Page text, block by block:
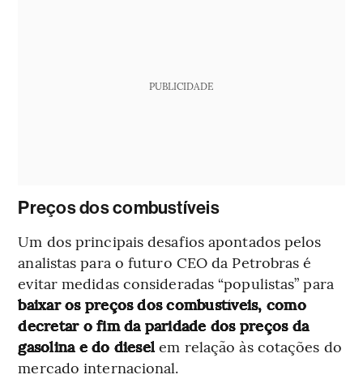
PUBLICIDADE
Preços dos combustíveis
Um dos principais desafios apontados pelos
analistas para o futuro CEO da Petrobras é
evitar medidas consideradas “populistas” para
baixar os preços dos combustíveis, como
decretar o fim da paridade dos preços da
gasolina e do dieselem relação às cotações do
mercado internacional.